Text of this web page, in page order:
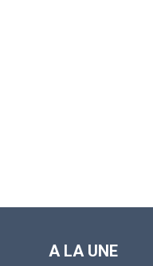
A LA UNE